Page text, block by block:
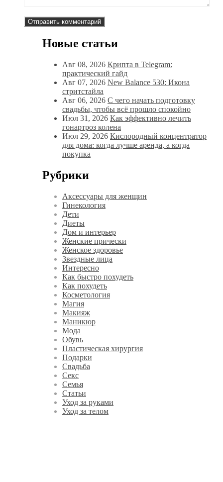
Новые статьи
Авг 08, 2026 Крипта в Telegram:
практический гайд
Авг 07, 2026 New Balance 530: Икона
стритстайла
Авг 06, 2026 С чего начать подготовку
свадьбы, чтобы всё прошло спокойно
Июл 31, 2026 Как эффективно лечить
гонартроз колена
Июл 29, 2026 Кислородный концентратор
для дома: когда лучше аренда, а когда
покупка
Рубрики
Аксессуары для женщин
Гинекология
Дети
Диеты
Дом и интерьер
Женские прически
Женское здоровье
Звездные лица
Интересно
Как быстро похудеть
Как похудеть
Косметология
Магия
Макияж
Маникюр
Мода
Обувь
Пластическая хирургия
Подарки
Свадьба
Секс
Семья
Статьи
Уход за руками
Уход за телом